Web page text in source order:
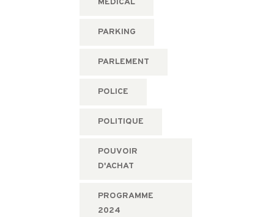
MÉDICAL
PARKING
PARLEMENT
POLICE
POLITIQUE
POUVOIR
D'ACHAT
PROGRAMME
2024